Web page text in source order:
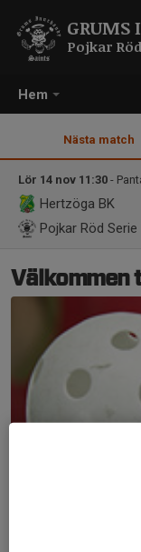
Hem
GRUMS
Pojkar
Nästa match
Lör 14 nov 11:30 -
Hertzöga BK
Pojkar Röd Serie
Välkommen